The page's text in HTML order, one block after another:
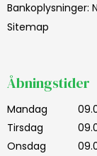
Bankoplysninger:
Sitemap
Åbningstider
Mandag
Tirsdag
Onsdag